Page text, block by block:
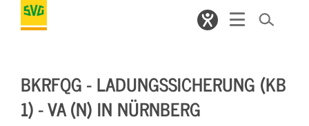
BKRFQG - LADUNGSSICHERUNG (KB
1) - VA (N) IN NÜRNBERG